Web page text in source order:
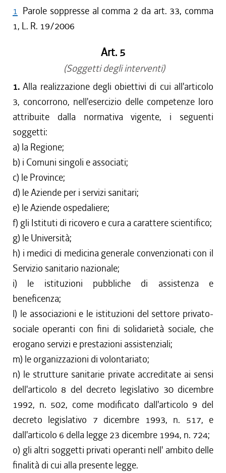
1 Parole soppresse al comma 2 da art. 33, comma
1, L. R. 19/2006
Art. 5
(Soggetti degli interventi)
1. Alla realizzazione degli obiettivi di cui all'articolo
3, concorrono, nell'esercizio delle competenze loro
attribuite dalla normativa vigente, i seguenti
soggetti:
a) la Regione;
b) i Comuni singoli e associati;
c) le Province;
d) le Aziende per i servizi sanitari;
e) le Aziende ospedaliere;
f) gli Istituti di ricovero e cura a carattere scientifico;
g) le Università;
h) i medici di medicina generale convenzionati con il
Servizio sanitario nazionale;
i) le istituzioni pubbliche di assistenza e
beneficenza;
l) le associazioni e le istituzioni del settore privato-
sociale operanti con fini di solidarietà sociale, che
erogano servizi e prestazioni assistenziali;
m) le organizzazioni di volontariato;
n) le strutture sanitarie private accreditate ai sensi
dell'articolo 8 del decreto legislativo 30 dicembre
1992, n. 502, come modificato dall'articolo 9 del
decreto legislativo 7 dicembre 1993, n. 517, e
dall'articolo 6 della legge 23 dicembre 1994, n. 724;
o) gli altri soggetti privati operanti nell' ambito delle
finalità di cui alla presente legge.